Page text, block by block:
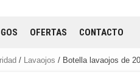
OFERTAS CONTACTO
/ Lavaojos / Botella lavaojos de